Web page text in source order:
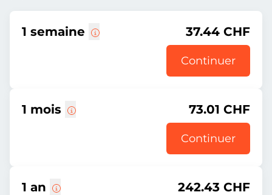
1 semaine 37.44 CHF
Continuer
1 mois 73.01 CHF
Continuer
1 an 242.43 CHF